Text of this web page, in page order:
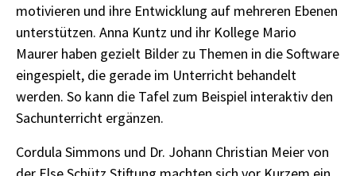
motivieren und ihre Entwicklung auf mehreren Ebenen
unterstützen. Anna Kuntz und ihr Kollege Mario
Maurer haben gezielt Bilder zu Themen in die Software
eingespielt, die gerade im Unterricht behandelt
werden. So kann die Tafel zum Beispiel interaktiv den
Sachunterricht ergänzen.
Cordula Simmons und Dr. Johann Christian Meier von